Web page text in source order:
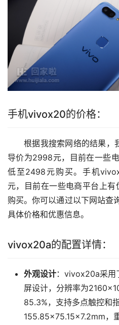
手机vivox20的价格：
根据我搜索网络的结果
导价为2998元，目前在一些
低至2498元购买。手机
元，目前在一些电商平台上
购买。你可以通过以下网站查
具体价格和优惠信息。
vivox20a的配置详情：
外观设计：vivox20a采用
屏设计，分辨率为
85.3%，支持多点触控和
155.85×75.15×7.2mm，